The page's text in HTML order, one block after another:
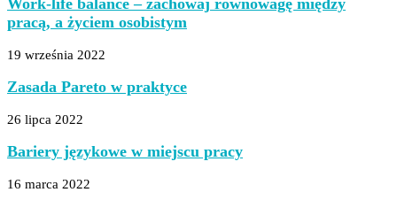
Work-life balance – zachowaj równowagę między
pracą, a życiem osobistym
19 września 2022
Zasada Pareto w praktyce
26 lipca 2022
Bariery językowe w miejscu pracy
16 marca 2022